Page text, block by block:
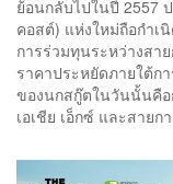
ย้อนกลับไปในปี 2557
คอสต์) แห่งใหม่ถือกำเ
การร่วมทุนระหว่างสา
ราคาประหยัดภายใต้ก
ของนกสกู๊ตในวันนั้นคือ
เอเชีย เอ็กซ์ และสาย